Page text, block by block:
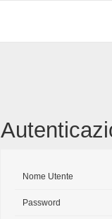
Nome Utente
Password